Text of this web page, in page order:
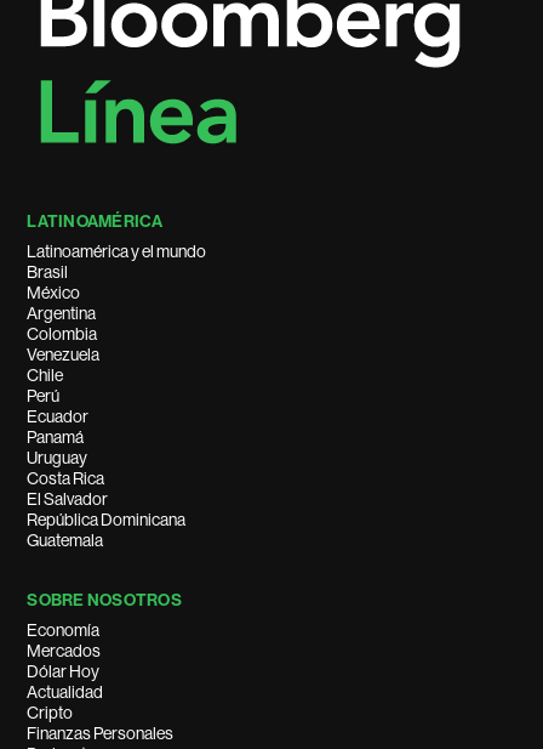
LATINOAMÉRICA
Latinoamérica y el mundo
Brasil
México
Argentina
Colombia
Venezuela
Chile
Perú
Ecuador
Panamá
Uruguay
Costa Rica
El Salvador
República Dominicana
Guatemala
SOBRE NOSOTROS
Economía
Mercados
Dólar Hoy
Actualidad
Cripto
Finanzas Personales